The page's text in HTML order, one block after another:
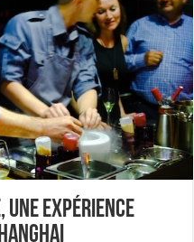
expérience